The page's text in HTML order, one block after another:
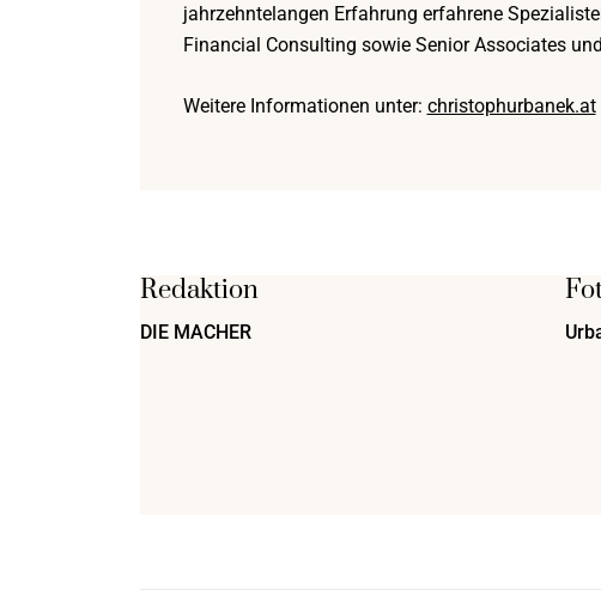
jahrzehntelangen Erfahrung erfahrene
Financial Consulting sowie Senior Associates
Weitere Informationen unter: christophurbanek.at
Redaktion
DIE MACHER